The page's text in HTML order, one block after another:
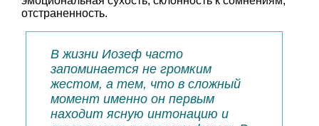
отстраненность.
В жизни Иозеф часто
запоминается не громким
жестом, а тем, что в сложный
момент именно он первым
находит ясную интонацию и